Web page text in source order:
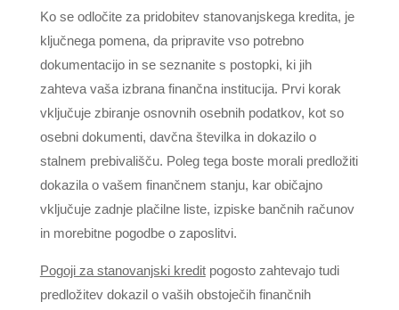
Ko se odločite za pridobitev stanovanjskega kredita, je
ključnega pomena, da pripravite vso potrebno
dokumentacijo in se seznanite s postopki, ki jih
zahteva vaša izbrana finančna institucija. Prvi korak
vključuje zbiranje osnovnih osebnih podatkov, kot so
osebni dokumenti, davčna številka in dokazilo o
stalnem prebivališču. Poleg tega boste morali predložiti
dokazila o vašem finančnem stanju, kar običajno
vključuje zadnje plačilne liste, izpiske bančnih računov
in morebitne pogodbe o zaposlitvi.
Pogoji za stanovanjski kreditpogosto zahtevajo tudi
predložitev dokazil o vaših obstoječih finančnih